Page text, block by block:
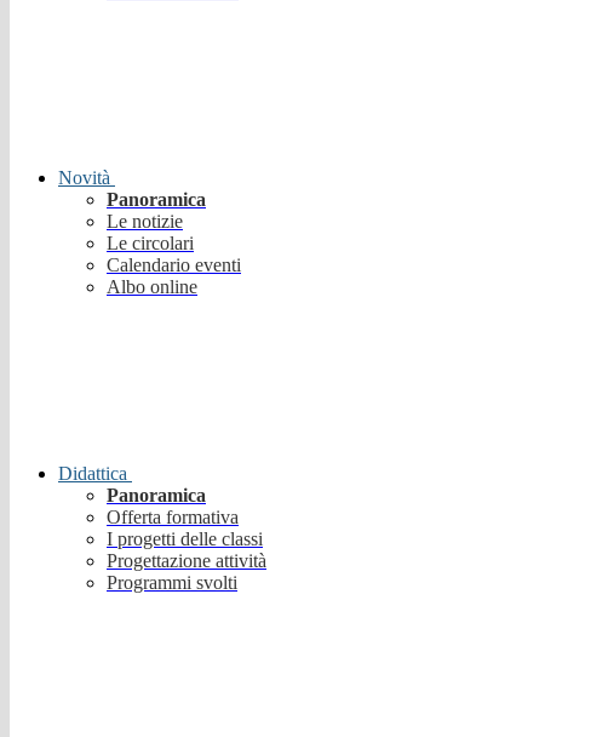
Novità
Panoramica
Le notizie
Le circolari
Calendario eventi
Albo online
Didattica
Panoramica
Offerta formativa
I progetti delle classi
Progettazione attività
Programmi svolti